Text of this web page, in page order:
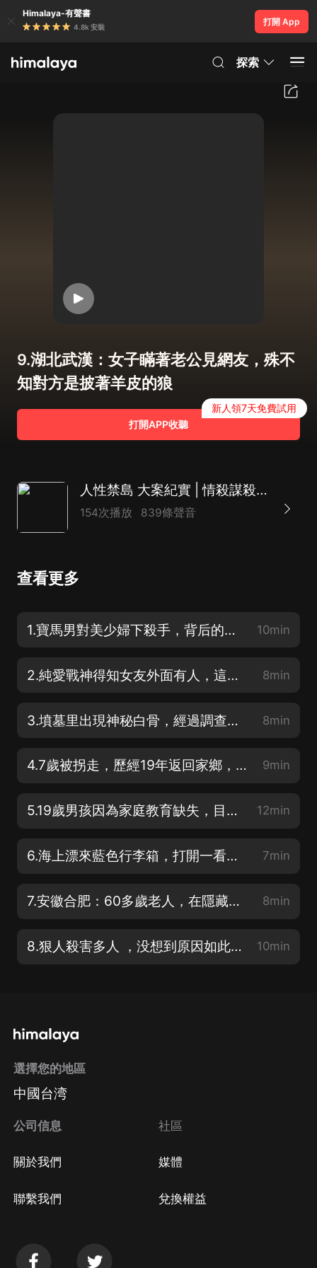
Himalaya-有聲書
4.8k 安裝
打開 App
探索
9.湖北武漢：女子瞞著老公見網友，殊不
知對方是披著羊皮的狼
打開APP收聽
新人領7天免費試用
人性禁島 大案紀實 | 情殺謀殺 | 命案追凶 | 真實故事 | 普法宣傳
154次播放 839條聲音
查看更多
1.寶馬男對美少婦下殺手，背后的真相，和想象中不一樣 10min
2.純愛戰神得知女友外面有人，這是動了殺心呀 8min
3.墳墓里出現神秘白骨，經過調查，一段恩怨浮出水面 8min
4.7歲被拐走，歷經19年返回家鄉，揭開塵封19年的罪惡 9min
5.19歲男孩因為家庭教育缺失，目標對準兩名女孩 12min
6.海上漂來藍色行李箱，打開一看不對勁，背后藏著什麼秘密 7min
7.安徽合肥：60多歲老人，在隱藏什麼秘密 8min
8.狠人殺害多人 ，没想到原因如此幼稚 10min
選擇您的地區
中國台湾
公司信息
關於我們
聯繫我們
社區
媒體
兌換權益